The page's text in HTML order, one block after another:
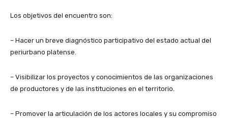
Los objetivos del encuentro son:
– Hacer un breve diagnóstico participativo del estado actual del
periurbano platense.
– Visibilizar los proyectos y conocimientos de las organizaciones
de productores y de las instituciones en el territorio.
– Promover la articulación de los actores locales y su compromiso